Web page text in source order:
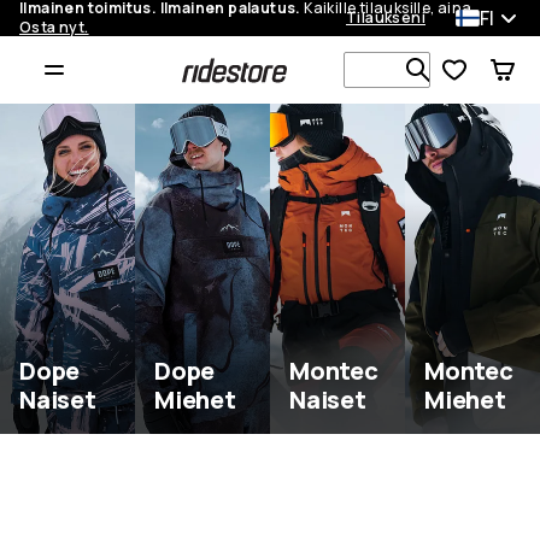
Ilmainen toimitus. Ilmainen palautus. Kaikille tilauksille, aina.
Osta nyt.
Tilaukseni FI
Etsi 1 000+
Ridestore - Laskettelu,
Dope
Naiset
Dope
Miehet
Montec
Naiset
Montec
Miehet